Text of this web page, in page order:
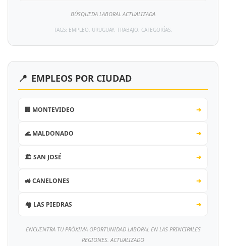
BÚSQUEDA LABORAL ACTUALIZADA
TAGS: EMPLEO, URUGUAY, TRABAJO, CATEGORÍAS.
📍 EMPLEOS POR CIUDAD
🏢 MONTEVIDEO ➔
🌊 MALDONADO ➔
🏛️ SAN JOSÉ ➔
🚜 CANELONES ➔
🏘️ LAS PIEDRAS ➔
ENCUENTRA TU PRÓXIMA OPORTUNIDAD LABORAL EN LAS PRINCIPALES
REGIONES. ACTUALIZADO